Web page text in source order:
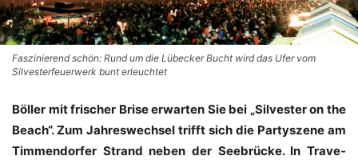
Faszinierend schön: Rund um die Lübecker Bucht wird das Ufer vom
Silvesterfeuerwerk bunt erleuchtet
Böl­ler mit fri­scher Bri­se erwar­ten Sie bei „Sil­ves­ter on the
Beach“. Zum Jah­res­wech­sel trifft sich die Par­ty­sze­ne am
Tim­men­dor­fer Strand neben der See­brü­cke. In Tra­ve­